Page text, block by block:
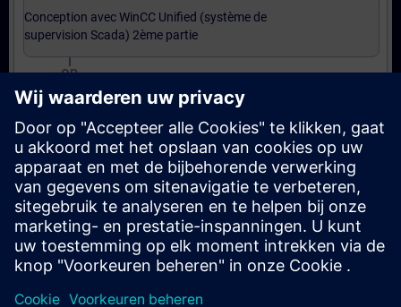
Conception avec WinCC Unified (système de
supervision Scada) 2ème partie
OR
Conception avec WinCC Unified (système de
supervision Scada) 2ème partie (Formation à
distance)
OR
Base JavaScript pour WinCC Unified (Formation à
distance)